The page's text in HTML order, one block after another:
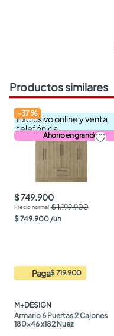
Productos similares
Exclusivo online y venta
telefónica
Ahorro en grande
-37%
$ 749.900
$ 1.199.900
$749.900 /un
Paga$ 719.900
M+DESIGN
Armario 6 Puertas 2 Cajones
180x46 x182 Nuez